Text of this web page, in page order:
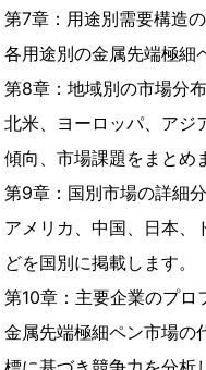
第7章：用途別需要構造
各用途別の金属先端極細
第8章：地域別の市場分
北米、ヨーロッパ、アジ
傾向、市場課題をまとめ
第9章：国別市場の詳細
アメリカ、中国、日本、
どを国別に掲載します。
第10章：主要企業のプロ
金属先端極細ペン市場の